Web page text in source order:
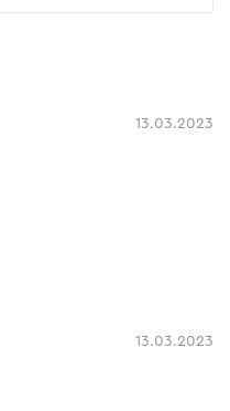
13.03.2023
13.03.2023